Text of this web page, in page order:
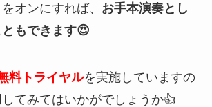
オンにすれば、 お手本演奏とし
もできます😍
料トライヤルを実施していますの
てみてはいかがでしょうか👍